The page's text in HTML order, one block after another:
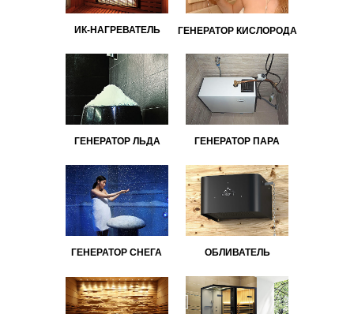
ГЕНЕРАТОР СНЕГА
ИК-НАГРЕВАТЕЛЬ ГЕНЕРАТОР КИСЛОРОДА
ГЕНЕРАТОР ЛЬДА ГЕНЕРАТОР ПАРА
ОБЛИВАТЕЛЬ